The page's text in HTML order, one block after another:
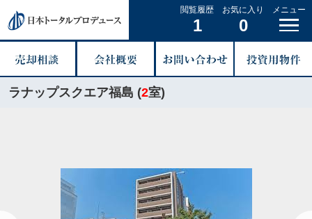
閲覧履歴
1
お気に入り
0
メニュー
ラナップスクエア福島 (2室)